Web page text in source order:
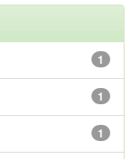
1
1
1